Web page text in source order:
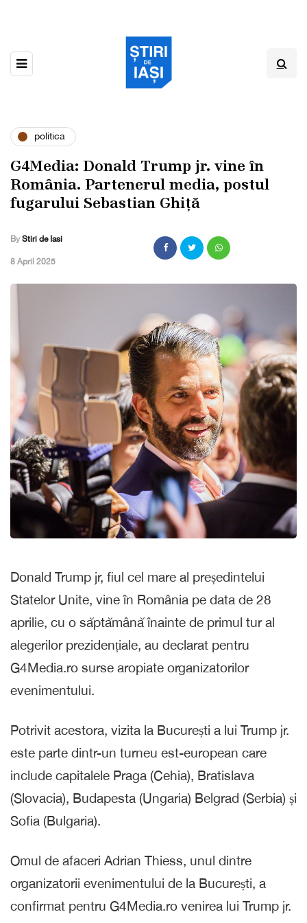
politica
G4Media: Donald Trump jr. vine în
România. Partenerul media, postul
fugarului Sebastian Ghiță
By Stiri de Iasi
,8 April 2025
Donald Trump jr, fiul cel mare al președintelui
Statelor Unite, vine în România pe data de 28
aprilie, cu o săptămână înainte de primul tur al
alegerilor prezidențiale, au declarat pentru
G4Media.ro surse aropiate organizatorilor
evenimentului.
Potrivit acestora, vizita la București a lui Trump jr.
este parte dintr-un turneu est-european care
include capitalele Praga (Cehia), Bratislava
(Slovacia), Budapesta (Ungaria) Belgrad (Serbia) și
Sofia (Bulgaria).
Omul de afaceri Adrian Thiess, unul dintre
organizatorii evenimentului de la București, a
confirmat pentru G4Media.ro venirea lui Trump jr.